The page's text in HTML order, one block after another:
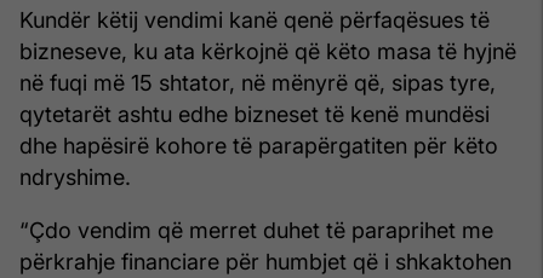
Kundër këtij vendimi kanë qenë përfaqësues të
bizneseve, ku ata kërkojnë që këto masa të hyjnë
në fuqi më 15 shtator, në mënyrë që, sipas tyre,
qytetarët ashtu edhe bizneset të kenë mundësi
dhe hapësirë kohore të parapërgatiten për këto
ndryshime.
“Çdo vendim që merret duhet të paraprihet me
përkrahje financiare për humbjet që i shkaktohen